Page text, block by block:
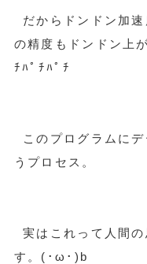
だからドンドン加速
の精度もドンドン上
ﾁﾊﾟﾁﾊﾟﾁ
このプログラムに
うプロセス。
実はこれって人間
す。(･ω･)b